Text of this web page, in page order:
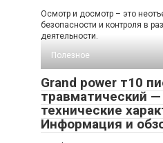
Осмотр и досмотр – это
безопасности и контроля в
деятельности.
Полезное
Grand power т10
травматический
технические
Информация и